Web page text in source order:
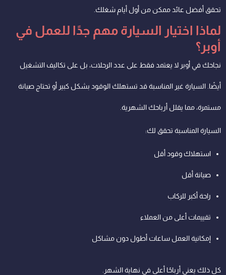
تحقق أفضل عائد ممكن من أول أيام شغلك.
لماذا اختيار السيارة مهم جدًا للعمل في
أوبر؟
نجاحك في أوبر لا يعتمد فقط على عدد الرحلات، بل على تكاليف التشغيل
أيضًا. السيارة غير المناسبة قد تستهلك الوقود بشكل كبير أو تحتاج صيانة
مستمرة، مما يقلل أرباحك الشهرية.
السيارة المناسبة تحقق لك:
استهلاك وقود أقل
صيانة أقل
راحة أكبر للركاب
تقييمات أعلى من العملاء
إمكانية العمل ساعات أطول دون مشاكل
كل ذلك يعني أرباحًا أعلى في نهاية الشهر.